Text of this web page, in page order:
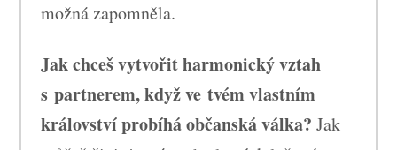
možná zapomněla.
Jak chceš vytvořit harmonický vztah
s partnerem, když ve tvém vlastním
království probíhá občanská válka? Jak